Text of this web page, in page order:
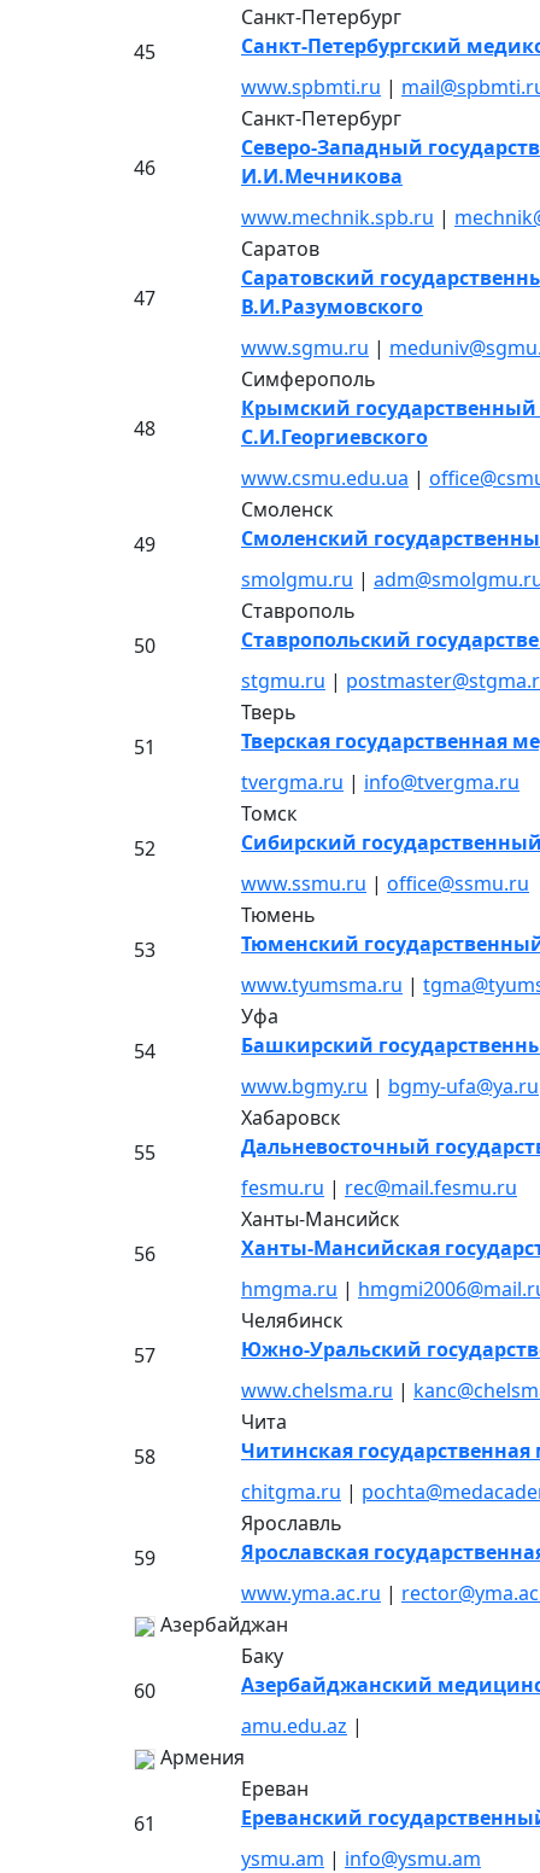
45
Санкт-Петербург
Санкт-Петербургский
www.spbmti.ru |
46
Санкт-Петербург
Северо-Западный
И.И.Мечникова
www.mechnik.spb.ru |
47
Саратов
Саратовский
В.И.Разумовского
www.sgmu.ru |
48
Симферополь
Крымский
С.И.Георгиевского
www.csmu.edu.ua |
49
Смоленск
Смоленский
smolgmu.ru |
50
Ставрополь
Ставропольский
stgmu.ru |
51
Тверь
Тверская государственная
tvergma.ru | info@tvergma.ru
52
Томск
Сибирский
www.ssmu.ru | office@ssmu.ru
53
Тюмень
Тюменский
www.tyumsma.ru |
54
Уфа
Башкирский
www.bgmy.ru | bgmy-ufa@ya.ru
55
Хабаровск
Дальневосточный
fesmu.ru | rec@mail.fesmu.ru
56
Ханты-Мансийск
Ханты-Мансийская
hmgma.ru |
57
Челябинск
Южно-Уральский
www.chelsma.ru |
58
Чита
Читинская
chitgma.ru |
59
Ярославль
Ярославская
www.yma.ac.ru |
Азербайджан
60
Баку
Азербайджанский
amu.edu.az |
Армения
61
Ереван
Ереванский
ysmu.am | info@ysmu.am